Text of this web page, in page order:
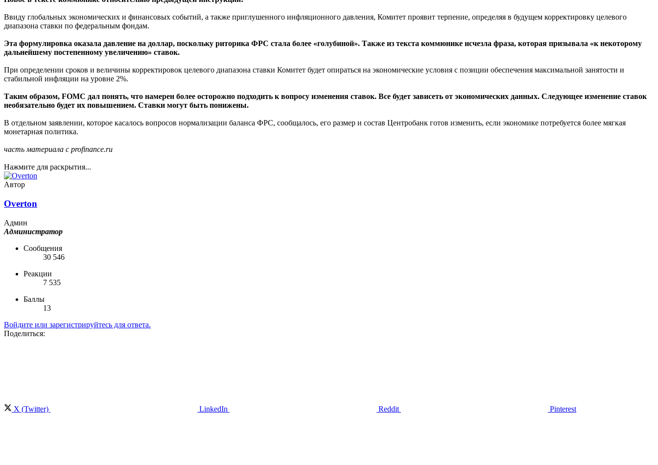
Ввиду глобальных экономических и финансовых событий, а также приглушенного инфляционного давления, Комитет проявит терпение, определяя в будущем корректировку целевого
диапазона ставки по федеральным фондам.
Эта формулировка оказала давление на доллар, поскольку риторика ФРС стала более «голубиной». Также из текста коммюнике исчезла фраза, которая призывала «к некоторому
дальнейшему постепенному увеличению» ставок.
При определении сроков и величины корректировок целевого диапазона ставки Комитет будет опираться на экономические условия с позиции обеспечения максимальной занятости и
стабильной инфляции на уровне 2%.
Таким образом, FOMC дал понять, что намерен более осторожно подходить к вопросу изменения ставок. Все будет зависеть от экономических данных. Следующее изменение ставок
необязательно будет их повышением. Ставки могут быть понижены.
В отдельном заявлении, которое касалось вопросов нормализации баланса ФРС, сообщалось, его размер и состав Центробанк готов изменить, если экономике потребуется более мягкая
монетарная политика.
часть материала с profinance.ru
Нажмите для раскрытия...
Автор
Overton
Админ
Администратор
Сообщения
30 546
Реакции
7 535
Баллы
13
Войдите или зарегистрируйтесь для ответа.
Поделиться:
X (Twitter) LinkedIn Reddit Pinterest